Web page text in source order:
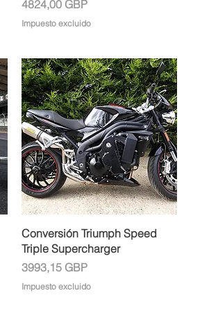
Precio
4824,00 GBP
Impuesto excluido
Vista rápida
Conversión Triumph Speed
Triple Supercharger
Precio
3993,15 GBP
Impuesto excluido